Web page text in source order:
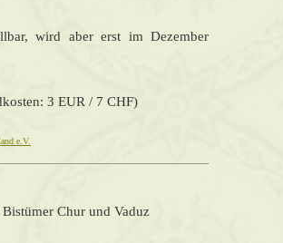
wird aber erst im Dezember
3 EUR / 7 CHF)
e.V.
Chur und Vaduz